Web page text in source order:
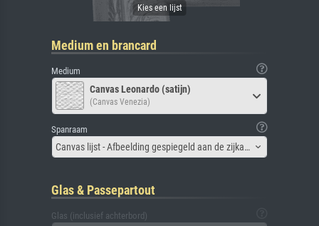
Medium en brancard
Medium
Canvas Leonardo (satijn)
(Canvas Venezia)
Spanraam
Canvas lijst - Afbeelding gespiegeld aan de zijkant
Glas & Passepartout
Glas (inclusief achterbord)